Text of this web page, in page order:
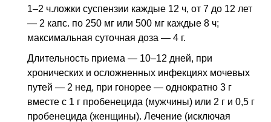
1–2 ч.ложки суспензии каждые 12 ч, от 7 до 12 лет
— 2 капс. по 250 мг или 500 мг каждые 8 ч;
максимальная суточная доза — 4 г.
Длительность приема — 10–12 дней, при
хронических и осложненных инфекциях мочевых
путей — 2 нед, при гонорее — однократно 3 г
вместе с 1 г пробенецида (мужчины) или 2 г и 0,5 г
пробенецида (женщины). Лечение (исключая